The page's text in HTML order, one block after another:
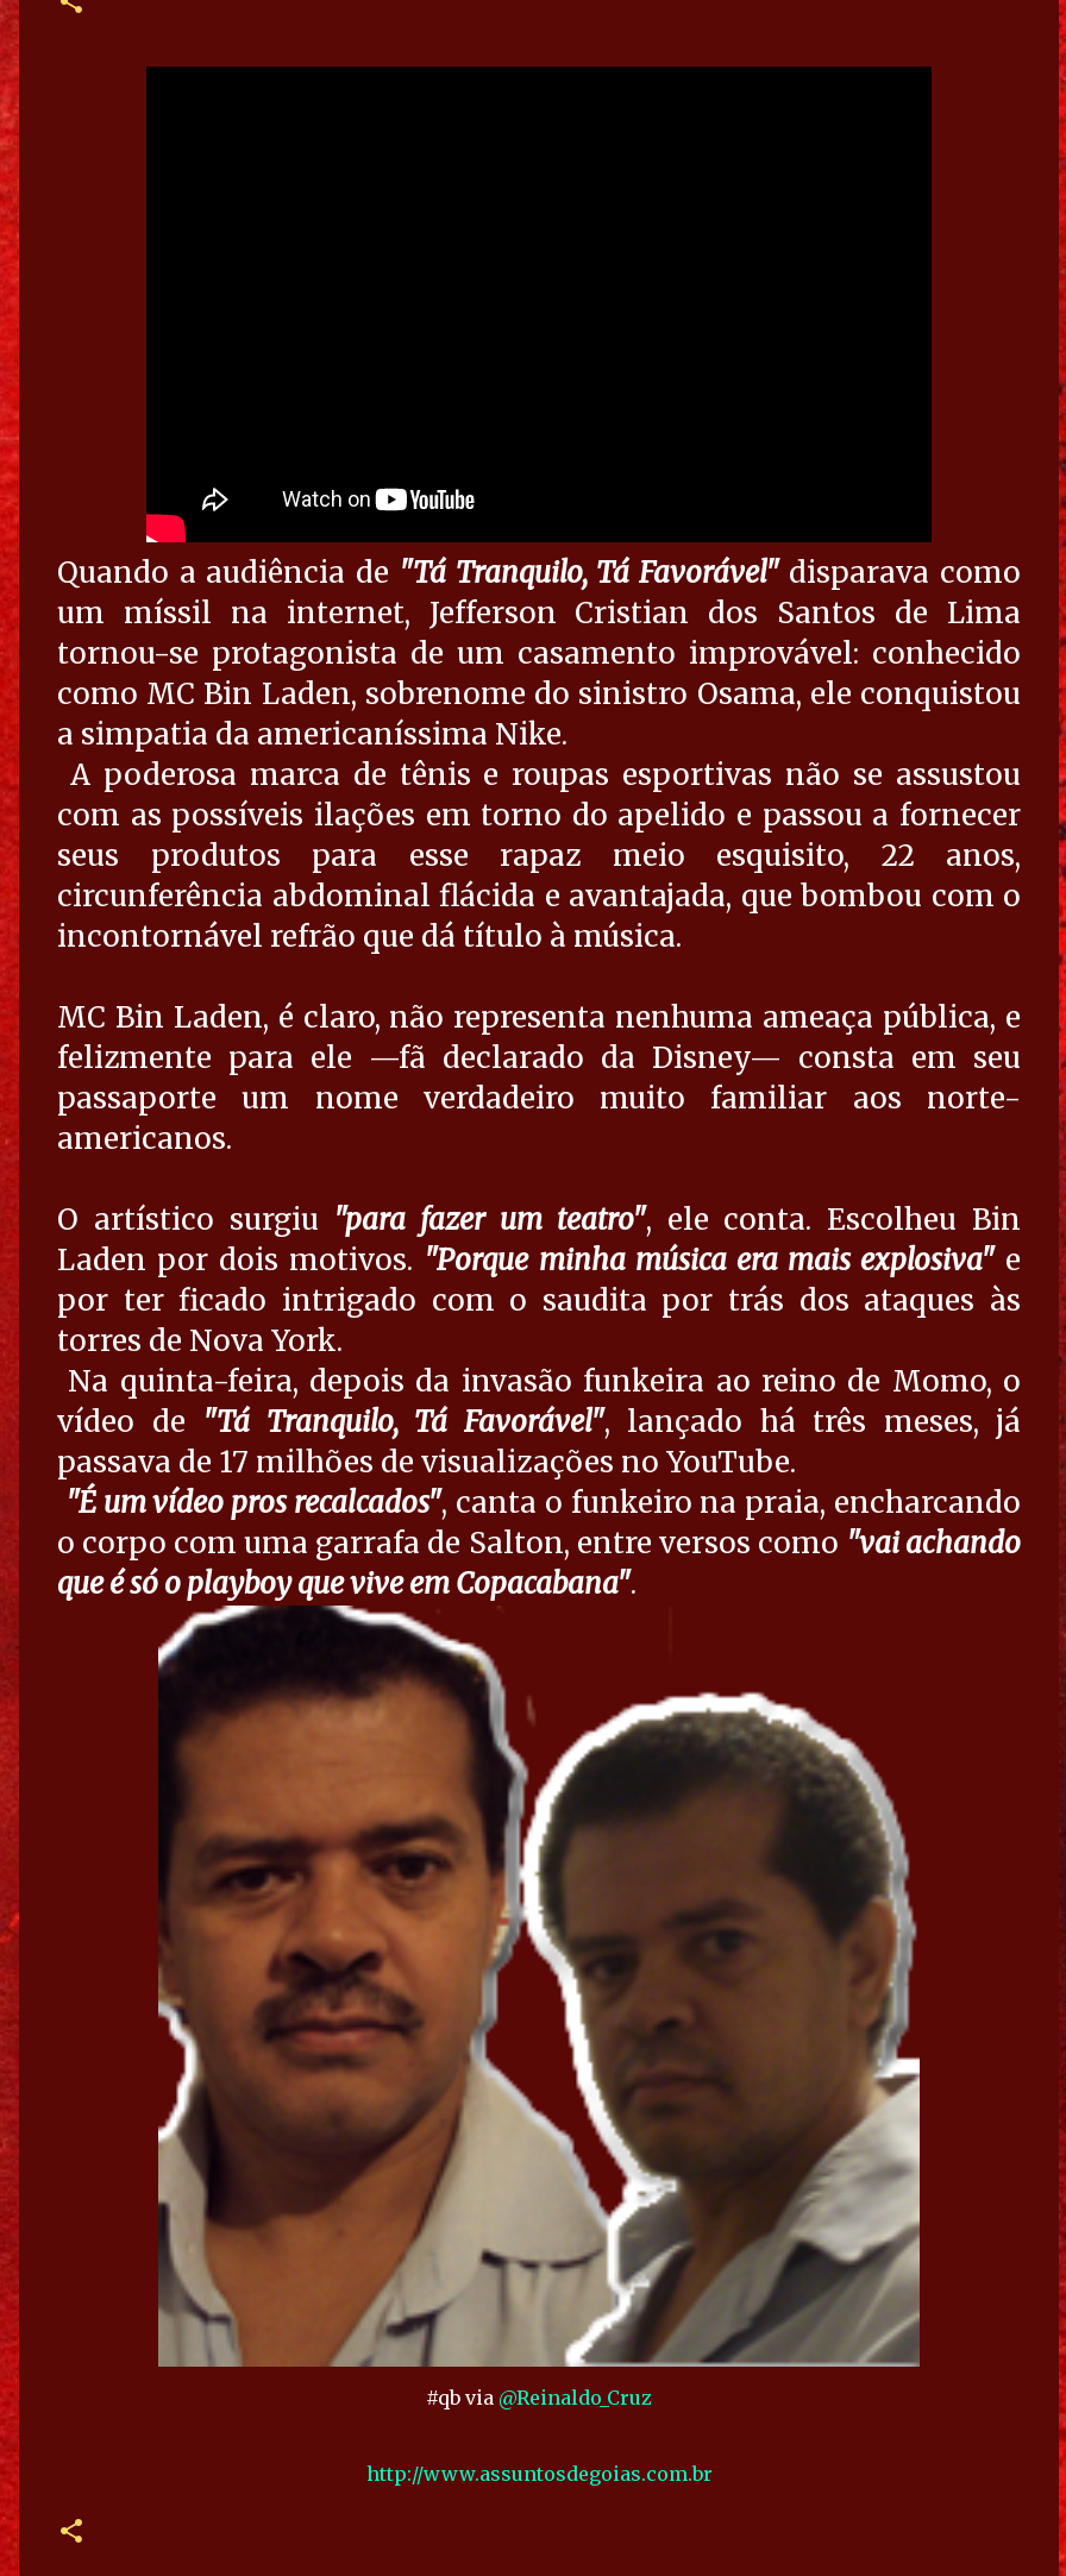
Quando a audiência de "Tá Tranquilo, Tá Favorável"disparava como
um míssil na internet, Jefferson Cristian dos Santos de Lima
tornou-se protagonista de um casamento improvável: conhecido
como MC Bin Laden, sobrenome do sinistro Osama, ele conquistou
a simpatia da americaníssima Nike.
A poderosa marca de tênis e roupas esportivas não se assustou
com as possíveis ilações em torno do apelido e passou a fornecer
seus produtos para esse rapaz meio esquisito, 22 anos,
circunferência abdominal flácida e avantajada, que bombou com o
incontornável refrão que dá título à música.
MC Bin Laden, é claro, não representa nenhuma ameaça pública, e
felizmente para ele —fã declarado da Disney— consta em seu
passaporte um nome verdadeiro muito familiar aos norte-
americanos.
O artístico surgiu "para fazer um teatro", ele conta. Escolheu Bin
Laden por dois motivos. "Porque minha música era mais explosiva"e
por ter ficado intrigado com o saudita por trás dos ataques às
torres de Nova York.
Na quinta-feira, depois da invasão funkeira ao reino de Momo, o
vídeo de "Tá Tranquilo, Tá Favorável", lançado há três meses, já
passava de 17 milhões de visualizações no YouTube.
"É um vídeo pros recalcados", canta o funkeiro na praia, encharcando
o corpo com uma garrafa de Salton, entre versos como "vai achando
que é só o playboy que vive em Copacabana".
#qb via @Reinaldo_Cruz
http://www.assuntosdegoias.com.br